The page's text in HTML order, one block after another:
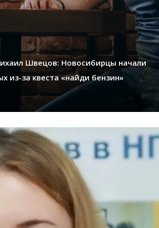
Швецов: Новосибирцы начали
из-за квеста «найди бензин»